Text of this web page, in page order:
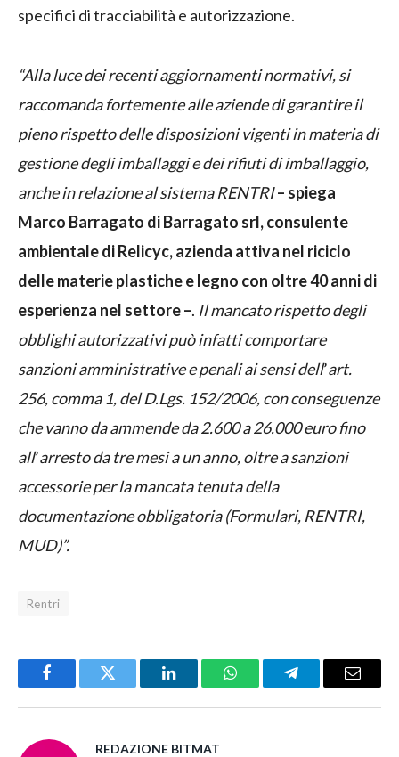
specifici di tracciabilità e autorizzazione.
“Alla luce dei recenti aggiornamenti normativi, si
raccomanda fortemente alle aziende di garantire il
pieno rispetto delle disposizioni vigenti in materia di
gestione degli imballaggi e dei rifiuti di imballaggio,
anche in relazione al sistema RENTRI– spiega
Marco Barragato di Barragato srl, consulente
ambientale di Relicyc, azienda attiva nel riciclo
delle materie plastiche e legno con oltre 40 anni di
esperienza nel settore–. Il mancato rispetto degli
obblighi autorizzativi può infatti comportare
sanzioni amministrative e penali ai sensi dell’art.
256, comma 1, del D.Lgs. 152/2006, con conseguenze
che vanno da ammende da 2.600 a 26.000 euro fino
all’arresto da tre mesi a un anno, oltre a sanzioni
accessorie per la mancata tenuta della
documentazione obbligatoria (Formulari, RENTRI,
MUD)”.
Rentri
FacebookTwitter LinkedInWhatsAppTelegramEmail
REDAZIONE BITMAT